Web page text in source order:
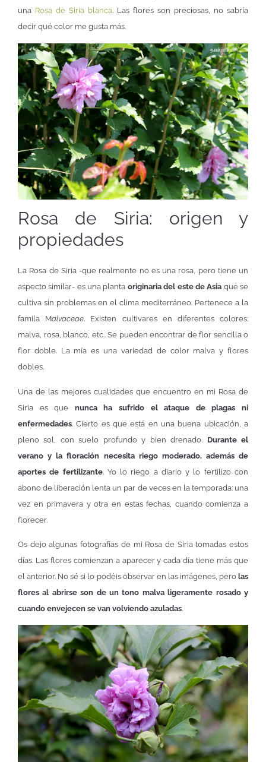
una Rosa de Siria blanca. Las flores son preciosas, no sabría
decir qué color me gusta más.
Rosa de Siria: origen y
propiedades
La Rosa de Siria -que realmente no es una rosa, pero tiene un
aspecto similar- es una planta originaria del este de Asia que se
cultiva sin problemas en el clima mediterráneo. Pertenece a la
famila Malvaceae. Existen cultivares en diferentes colores:
malva, rosa, blanco, etc.. Se pueden encontrar de flor sencilla o
flor doble. La mía es una variedad de color malva y flores
dobles.
Una de las mejores cualidades que encuentro en mi Rosa de
Siria es que nunca ha sufrido el ataque de plagas ni
enfermedades. Cierto es que está en una buena ubicación, a
pleno sol, con suelo profundo y bien drenado. Durante el
verano y la floración necesita riego moderado, además de
aportes de fertilizante. Yo lo riego a diario y lo fertilizo con
abono de liberación lenta un par de veces en la temporada: una
vez en primavera y otra en estas fechas, cuando comienza a
florecer.
Os dejo algunas fotografías de mi Rosa de Siria tomadas estos
días. Las flores comienzan a aparecer y cada día tiene más que
el anterior. No sé si lo podéis observar en las imágenes, pero las
flores al abrirse son de un tono malva ligeramente rosado y
cuando envejecen se van volviendo azuladas.